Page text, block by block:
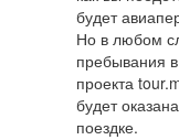
будет
Но в любом
пребывания
проекта
будет
поездке.